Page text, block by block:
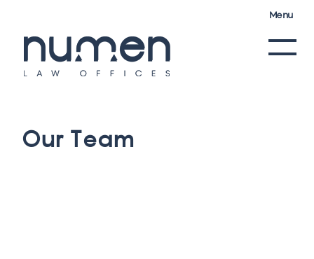
Menu
Our Team